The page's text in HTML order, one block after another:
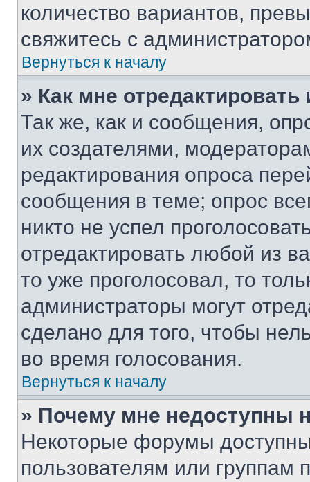
количество вариантов,
свяжитесь с
Вернуться к началу
» Как мне
Так же, как и сообщения,
их создателями,
редактирования опроса
сообщения в теме; опрос
никто не успел
отредактировать любой из
то уже проголосовал, то
администраторы могут
сделано для того, чтобы
во время голосования.
Вернуться к началу
» Почему мне недоступны
Некоторые форумы
пользователям или группам